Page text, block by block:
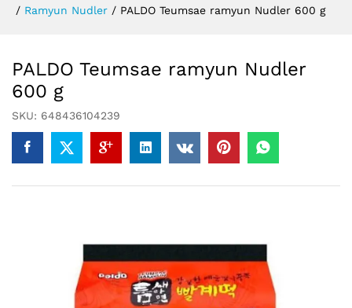
/ Ramyun Nudler / PALDO Teumsae ramyun Nudler 600 g
PALDO Teumsae ramyun Nudler
600 g
SKU: 648436104239